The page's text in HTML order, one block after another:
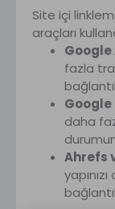
Site içi
araçları
fazla
Google
daha
Ahrefs